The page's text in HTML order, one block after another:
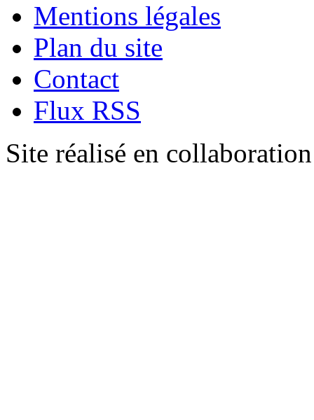
Mentions légales
Plan du site
Contact
Flux RSS
Site réalisé en